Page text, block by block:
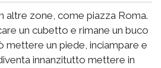
altre zone, come piazza Roma.
un cubetto e rimane un buco
mettere un piede, inciampare e
innanzitutto mettere in